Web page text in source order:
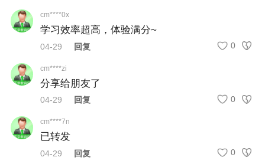
口腔主治
考试涵盖四大科目，每科90分钟，题型如下：
1、基础知识、相关专业知识：单选题
（A1/A2）、B1型题
2、专业知识：A3/A4型题
3、专业实践能力：案例分析题
题量不固定，考查
实际应用能力。
常见问题
准考证号可以用于查询往年的成绩吗？
cm****0x
学习效率超高，体验满分~
04-29 回复 0
cm****zi
分享给朋友了
04-29 回复 0
cm****7n
已转发
04-29 回复 0